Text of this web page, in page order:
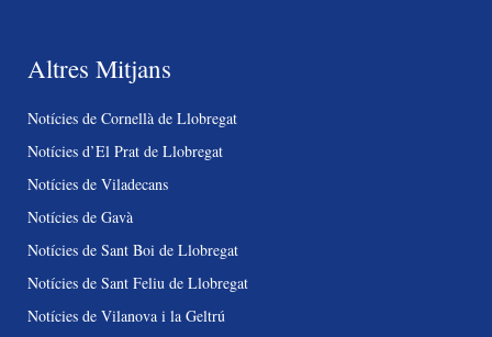
Altres Mitjans
Notícies de Cornellà de Llobregat
Notícies d’El Prat de Llobregat
Notícies de Viladecans
Notícies de Gavà
Notícies de Sant Boi de Llobregat
Notícies de Sant Feliu de Llobregat
Notícies de Vilanova i la Geltrú